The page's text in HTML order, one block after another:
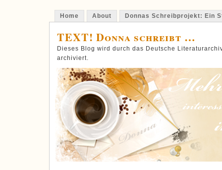
Home About Donnas Schreibprojekt: Ein
TEXT! Donna schreibt …
Dieses Blog wird durch das Deutsche
archiviert.